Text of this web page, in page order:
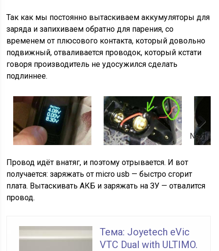
Так как мы постоянно вытаскиваем аккумуляторы для
заряда и запихиваем обратно для парения, со
временем от плюсового контакта, который довольно
подвижный, отваливается проводок, который кстати
говоря производитель не удосужился сделать
подлиннее.
Next
Провод идёт внатяг, и поэтому отрывается. И вот
получается: заряжать от micro usb — быстро сгорит
плата. Вытаскивать АКБ и заряжать на ЗУ — отвалится
провод.
Тема: Joyetech eVic
VTC Dual with ULTIMO.